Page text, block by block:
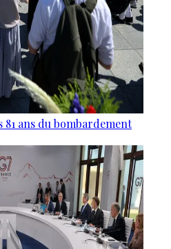
ans du bombardement